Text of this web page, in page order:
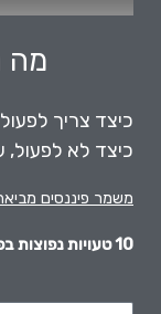
מה
כיצד צריך
כיצד לא לפעול,
משמר פיננסים
10 טעויות נפוצות בפתיחת עסק וכיצד ניתן להימנע מהן.